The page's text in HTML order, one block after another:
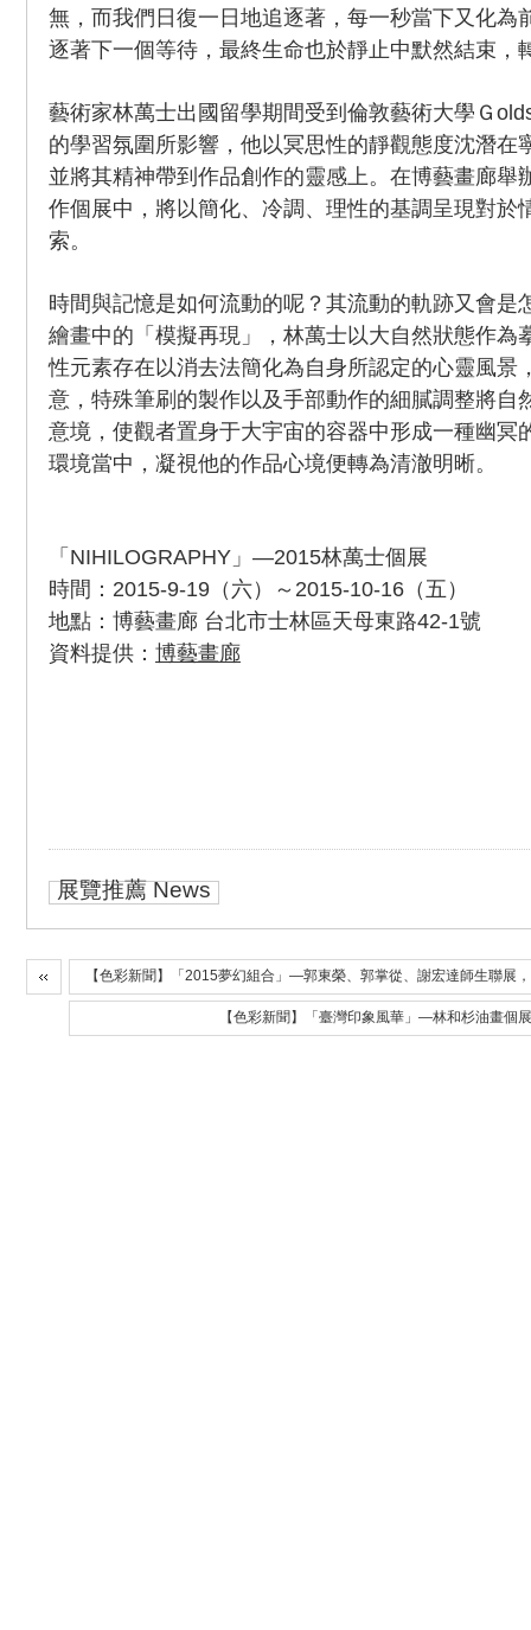
無，而我們日復一日地追逐著，每一秒當下又化為
逐著下一個等待，最終生命也於靜止中默然結束，
藝術家林萬士出國留學期間受到倫敦藝術大學Ｇ
的學習氛圍所影響，他以冥思性的靜觀態度沈潛在
並將其精神帶到作品創作的靈感上。在博藝畫廊舉
作個展中，將以簡化、冷調、理性的基調呈現對於
索。
時間與記憶是如何流動的呢？其流動的軌跡又會是
繪畫中的「模擬再現」，林萬士以大自然狀態作為
性元素存在以消去法簡化為自身所認定的心靈風景
意，特殊筆刷的製作以及手部動作的細膩調整將自
意境，使觀者置身于大宇宙的容器中形成一種幽冥
環境當中，凝視他的作品心境便轉為清澈明晰。
「NIHILOGRAPHY」—2015林萬士個展
時間：2015-9-19（六）～2015-10-16（五）
地點：博藝畫廊 台北市士林區天母東路42-1號
資料提供： 博藝畫廊
展覽推薦 News
【色彩新聞】「2015夢幻組合」—郭東榮、郭掌從、謝宏達師生聯展
【色彩新聞】「臺灣印象風華」—林和杉油畫個